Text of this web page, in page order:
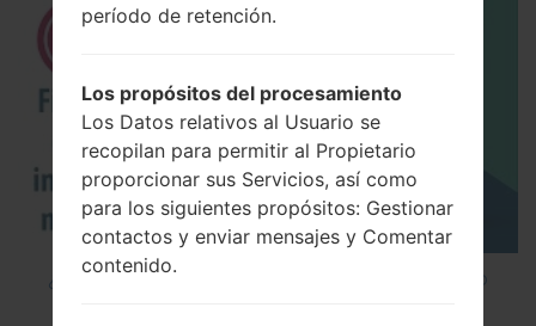
¿Cómo instalar Firmware Oficial en el teléfono
período de retención.
Los propósitos del procesamiento
Los Datos relativos al Usuario se
recopilan para permitir al Propietario
proporcionar sus Servicios, así como
para los siguientes propósitos: Gestionar
contactos y enviar mensajes y Comentar
contenido.